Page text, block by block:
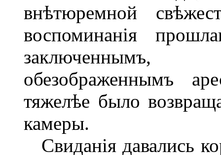
внѣтюремной
воспоминанія
обезображеннымъ
тяжелѣе было
камеры.
Свиданія давались